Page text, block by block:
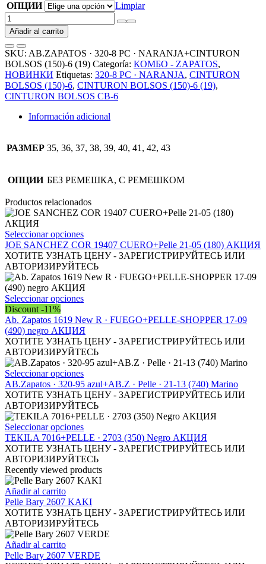
ОПЦИИ
Limpiar
AB.ZAPATOS
·
320-
8
PC
·
NARANJA+CINTURON
BOLSOS
(150)-6
(19)
cantidad
Añadir al carrito
SKU: AB.ZAPATOS · 320-8 PC · NARANJA+CINTURON
BOLSOS (150)-6 (19) Categoría: КОМБО - ZAPATOS,
НОВИНКИ Etiquetas: 320-8 PC · NARANJA, CINTURON
BOLSOS (150)-6, CINTURON BOLSOS (150)-6 (19),
CINTURON BOLSOS СВ-6
Información adicional
РАЗМЕР 35, 36, 37, 38, 39, 40, 41, 42, 43
ОПЦИИ БЕЗ РЕМЕШКА, С РЕМЕШКОМ
Productos relacionados
Seleccionar opcionesEste
producto
tiene
múltiples
variantes.
Las
opciones
pueden
elegir
en
la
página
de
producto
JOE SANCHEZ COR 19407 CUERO+Pelle 21-05 (180) АКЦИЯ
ХОТИТЕ УЗНАТЬ ЦЕНУ - ЗАРЕГИСТРИРУЙТЕСЬ ИЛИ
АВТОРИЗИРУЙТЕСЬ
Seleccionar opcionesEste
tiene
múltiples
variantes.
Las
opciones
se
pueden
elegir
en
la
página
de
producto
Discount -11%
Ab. Zapatos 1619 New R · FUEGO+PELLE-SHOPPER 17-09
(490) negro АКЦИЯ
ХОТИТЕ УЗНАТЬ ЦЕНУ - ЗАРЕГИСТРИРУЙТЕСЬ ИЛИ
АВТОРИЗИРУЙТЕСЬ
Seleccionar opcionesEste
producto
tiene
múltiples
variantes.
Las
opciones
se
pueden
elegir
en
página
de
producto
AB.Zapatos · 320-95 azul+AB.Z · Pelle · 21-13 (740) Marino
ХОТИТЕ УЗНАТЬ ЦЕНУ - ЗАРЕГИСТРИРУЙТЕСЬ ИЛИ
АВТОРИЗИРУЙТЕСЬ
Seleccionar opcionesEste
producto
tiene
múltiples
variantes.
Las
se
pueden
elegir
en
página
TEKILA 7016+PELLE · 2703 (350) Negro АКЦИЯ
ХОТИТЕ УЗНАТЬ ЦЕНУ - ЗАРЕГИСТРИРУЙТЕСЬ ИЛИ
АВТОРИЗИРУЙТЕСЬ
Recently viewed products
Añadir al carrito
Pelle Bary 2607 KAKI
ХОТИТЕ УЗНАТЬ ЦЕНУ - ЗАРЕГИСТРИРУЙТЕСЬ ИЛИ
АВТОРИЗИРУЙТЕСЬ
Añadir al carrito
Pelle Bary 2607 VERDE